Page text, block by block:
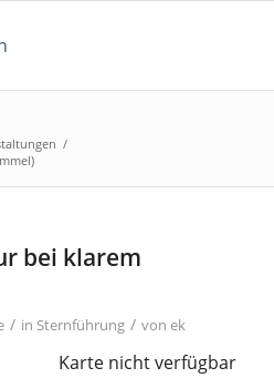
/
bei klarem
/ in Sternführung / von ek
Karte nicht verfügbar